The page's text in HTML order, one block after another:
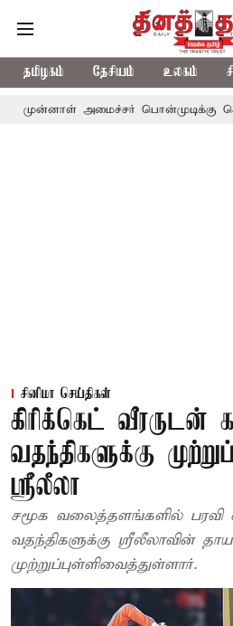
தமிழகம் தேசியம் உலகம்
பொன்முடிக்கு சென்னை
சினிமா செய்திகள்
கிரிக்கெட் வீரருடன்
வதந்திகளுக்கு
ஸ்ரீலீலா
சமூக வலைத்தளங்களில் பரவி
வதந்திகளுக்கு ஸ்ரீலீலாவின்
முற்றுப்புள்ளிவைத்துள்ளார்.